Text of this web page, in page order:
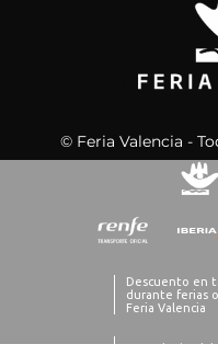
© Feria Valencia -